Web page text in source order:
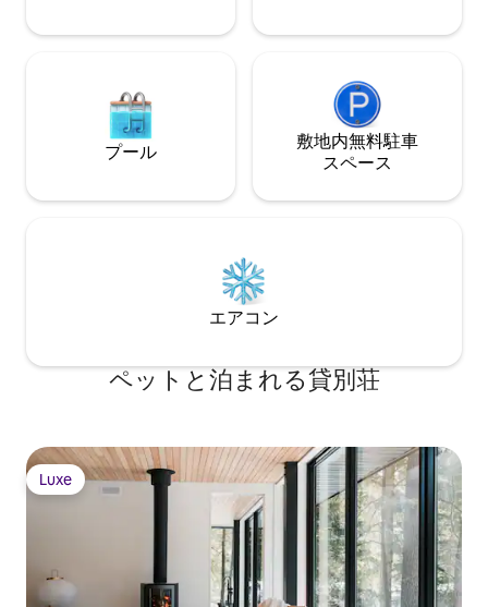
プール
敷地内無料駐⁠車
ス⁠ペ⁠ー⁠ス
エアコン
ペットと泊まれる貸別荘
Luxe
Luxe